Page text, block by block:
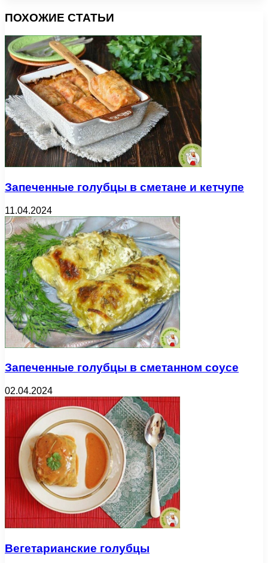
ПОХОЖИЕ СТАТЬИ
Запеченные голубцы в сметане и кетчупе
11.04.2024
Запеченные голубцы в сметанном соусе
02.04.2024
Вегетарианские голубцы